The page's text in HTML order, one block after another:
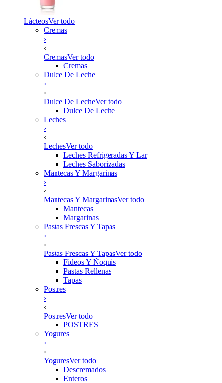
LácteosVer todo
Cremas
›
‹
CremasVer todo
Cremas
Dulce De Leche
›
‹
Dulce De LecheVer todo
Dulce De Leche
Leches
›
‹
LechesVer todo
Leches Refrigeradas Y Lar
Leches Saborizadas
Mantecas Y Margarinas
›
‹
Mantecas Y MargarinasVer todo
Mantecas
Margarinas
Pastas Frescas Y Tapas
›
‹
Pastas Frescas Y TapasVer todo
Fideos Y Ñoquis
Pastas Rellenas
Tapas
Postres
›
‹
PostresVer todo
POSTRES
Yogures
›
‹
YoguresVer todo
Descremados
Enteros